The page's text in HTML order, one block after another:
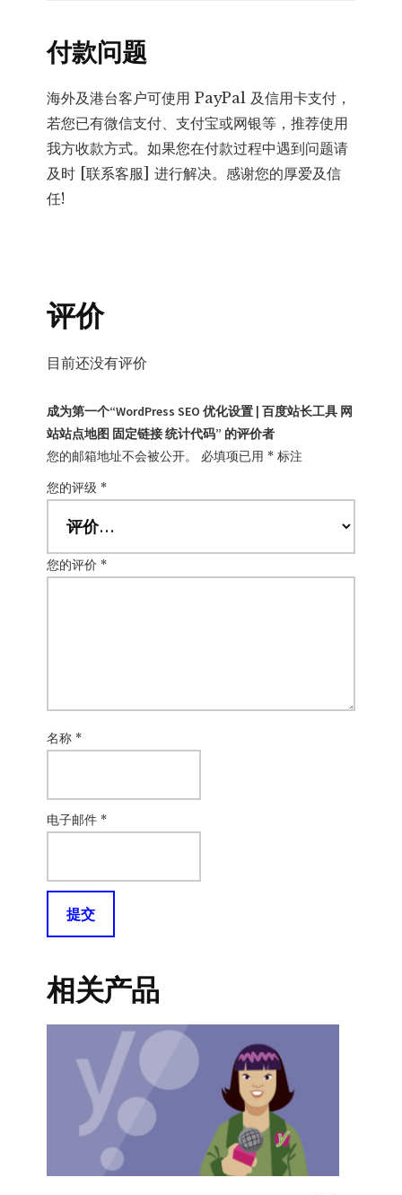
付款问题
海外及港台客户可使用 PayPal 及信用卡支付，
若您已有微信支付、支付宝或网银等，推荐使用
我方收款方式。如果您在付款过程中遇到问题请
及时 [联系客服] 进行解决。感谢您的厚爱及信
任!
评价
目前还没有评价
成为第一个“WordPress SEO 优化设置 | 百度站长工具 网
站站点地图 固定链接 统计代码” 的评价者
您的邮箱地址不会被公开。
必填项已用 * 标注
您的评级 *
您的评价 *
名称 *
电子邮件 *
相关产品